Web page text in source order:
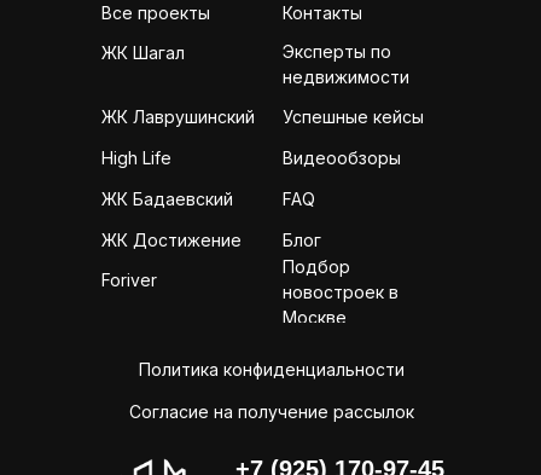
+7 (925) 170-97-45
Контакты
Эксперты по
недвижимости
Успешные кейсы
Видеообзоры
FAQ
Блог
Подбор
новостроек в
Москве
Политика конфиденциальности
Согласие на получение рассылок
Foriver
ЖК Достижение
ЖК Бадаевский
High Life
ЖК Лаврушинский
ЖК Шагал
Все проекты